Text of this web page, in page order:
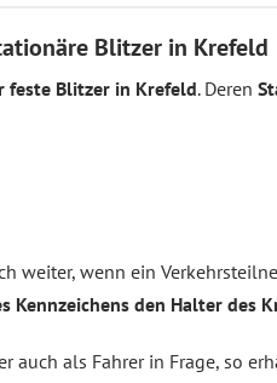
Blitzer in Krefeld
feste Blitzer in Krefeld. Deren
weiter, wenn ein
Kennzeichens den Halter des
auch als Fahrer in Frage, so